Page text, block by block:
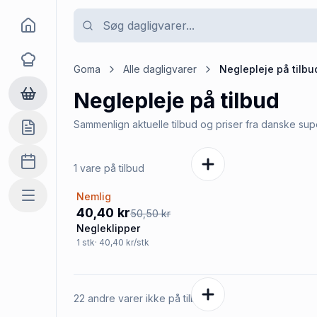
Goma
Opskrifter
Dagligvarer
Indkøbslisten
Madplan
Mere
Goma Alle dagligvarer Neglepleje på
Neglepleje på tilbud
Sammenlign aktuelle tilbud og priser fra danske
1 vare på tilbud
-20%
Nemlig
40,40 kr50,50 kr
Negleklipper
1 stk· 40,40 kr/stk
22 andre varer ikke på tilbud